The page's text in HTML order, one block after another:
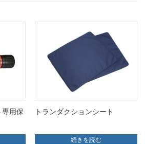
専用保
トランダクションシート
続きを読む